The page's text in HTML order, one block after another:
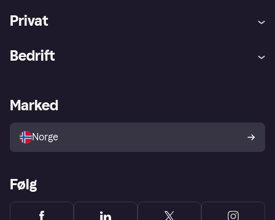
Privat
Utforsk butikker
Bedrift
Merchant portal
Marked
Norge
Følg